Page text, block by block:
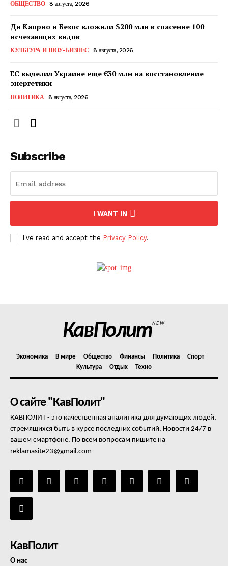
О нас
Политика конфиденциальности
ОБЩЕСТВО 8 августа, 2026
Ди Каприо и Безос вложили $200 млн в спасение 100
исчезающих видов
КУЛЬТУРА И ШОУ-БИЗНЕС 8 августа, 2026
ЕС выделил Украине еще €30 млн на восстановление
энергетики
ПОЛИТИКА 8 августа, 2026
Subscribe
I WANT IN
I've read and accept the Privacy Policy.
КавПолитNEW
Экономика В мире Общество Финансы Политика
Спорт
Культура
Отдых Техно
О сайте "КавПолит"
КАВПОЛИТ - это качественная аналитика для думающих людей,
стремящихся быть в курсе последних событий. Новости 24/7 в
вашем смартфоне. По всем вопросам пишите на
reklamasite23@gmail.com
КавПолит
О нас